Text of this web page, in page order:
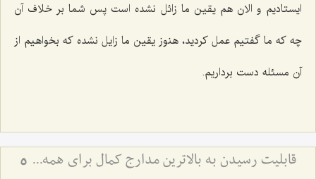
ایستادیم و الان هم یقین ما زائل نشده است پس شما بر خلاف آن
چه که ما گفتیم عمل کردید، هنوز یقین ما زایل نشده که بخواهیم از
آن مسئله دست برداریم.
قابلیت رسیدن به بالاترین مدارج کمال برای همه انسان ها 5